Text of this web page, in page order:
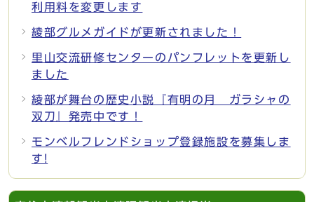
利用料を変更します
綾部グルメガイドが更新されました！
里山交流研修センターのパンフレットを更新し
ました
綾部が舞台の歴史小説『有明の月 ガラシャの
双刀』発売中です！
モンベルフレンドショップ登録施設を募集しま
す!